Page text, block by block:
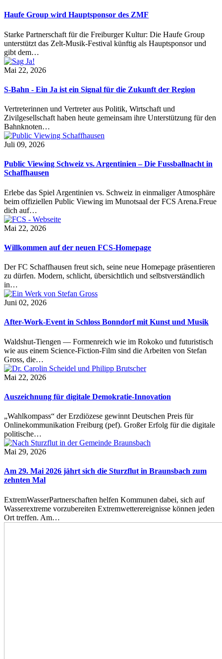
Haufe Group wird Hauptsponsor des ZMF
Starke Partnerschaft für die Freiburger Kultur: Die Haufe Group
unterstützt das Zelt-Musik-Festival künftig als Hauptsponsor und
gibt dem…
Mai 22, 2026
S-Bahn - Ein Ja ist ein Signal für die Zukunft der Region
Vertreterinnen und Vertreter aus Politik, Wirtschaft und
Zivilgesellschaft haben heute gemeinsam ihre Unterstützung für den
Bahnknoten…
Juli 09, 2026
Public Viewing Schweiz vs. Argentinien – Die Fussballnacht in
Schaffhausen
Erlebe das Spiel Argentinien vs. Schweiz in einmaliger Atmosphäre
beim offiziellen Public Viewing im Munotsaal der FCS Arena.Freue
dich auf…
Mai 22, 2026
Willkommen auf der neuen FCS-Homepage
Der FC Schaffhausen freut sich, seine neue Homepage präsentieren
zu dürfen. Modern, schlicht, übersichtlich und selbstverständlich
in…
Juni 02, 2026
After-Work-Event in Schloss Bonndorf mit Kunst und Musik
Waldshut-Tiengen — Formenreich wie im Rokoko und futuristisch
wie aus einem Science-Fiction-Film sind die Arbeiten von Stefan
Gross, die…
Mai 22, 2026
Auszeichnung für digitale Demokratie-Innovation
„Wahlkompass“ der Erzdiözese gewinnt Deutschen Preis für
Onlinekommunikation Freiburg (pef). Großer Erfolg für die digitale
politische…
Mai 29, 2026
Am 29. Mai 2026 jährt sich die Sturzflut in Braunsbach zum
zehnten Mal
ExtremWasserPartnerschaften helfen Kommunen dabei, sich auf
Wasserextreme vorzubereiten Extremwetterereignisse können jeden
Ort treffen. Am…